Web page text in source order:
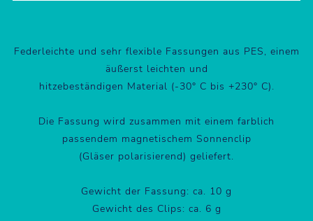
Federleichte und sehr flexible Fassungen aus PES, einem
äußerst leichten und
hitzebeständigen Material (-30° C bis +230° C).
Die Fassung wird zusammen mit einem farblich
passendem magnetischem Sonnenclip
(Gläser polarisierend) geliefert.
Gewicht der Fassung: ca. 10 g
Gewicht des Clips: ca. 6 g